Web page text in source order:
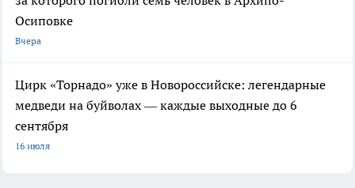
Осиповке
Вчера
Цирк «Торнадо» уже в Новороссийске: легендарные
медведи на буйволах — каждые выходные до 6
сентября
16 июля